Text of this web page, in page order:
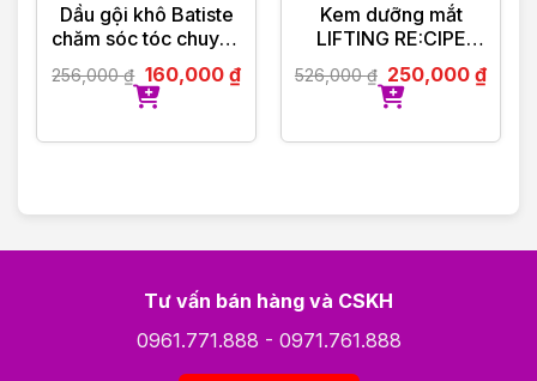
Dầu gội khô Batiste
chăm sóc tóc chuyên
biệt
256,000₫ 160,000 ₫
Kem dưỡng mắt
LIFTING RE:CIPE
DARK COVER EYE
CREAM 30ML
526,000₫ 250,000₫
Tư vấn bán hàng và CSKH
0961.771.888 - 0971.761.888